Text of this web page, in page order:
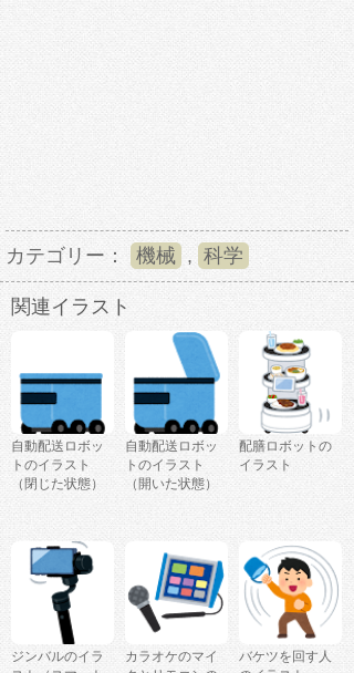
カテゴリー： 機械 , 科学
関連イラスト
自動配送ロボッ
トのイラスト
（閉じた状態）
自動配送ロボッ
トのイラスト
（開いた状態）
配膳ロボットの
イラスト
ジンバルのイラ
カラオケのマイ
バケツを回す人